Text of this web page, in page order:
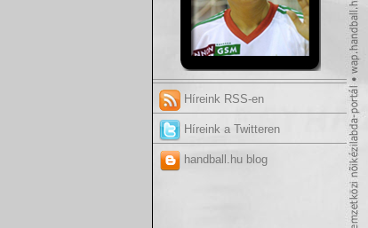
Híreink RSS-en
Híreink a Twitteren
handball.hu blog